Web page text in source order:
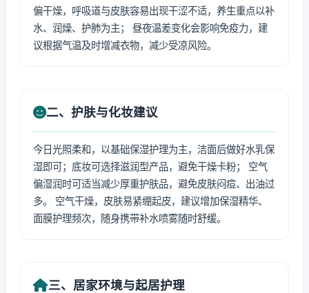
偏干燥，呼吸道与皮肤容易出现干涩不适，养生重点以补
水、润燥、护肺为主； 昼夜温差变化会影响免疫力，建
议根据气温及时增减衣物，减少受凉风险。
二、护肤与化妆建议
今日光照柔和，以基础保湿护理为主，洁面后做好水乳保
湿即可；底妆可选择滋润型产品，避免干燥卡粉； 空气
偏湿润时可适当减少厚重护肤品，避免皮肤闷痘、出油过
多。 空气干燥，皮肤易紧绷起皮，建议增加保湿精华、
面膜护理频次，随身携带补水喷雾随时舒缓。
三、居家环境与起居护理